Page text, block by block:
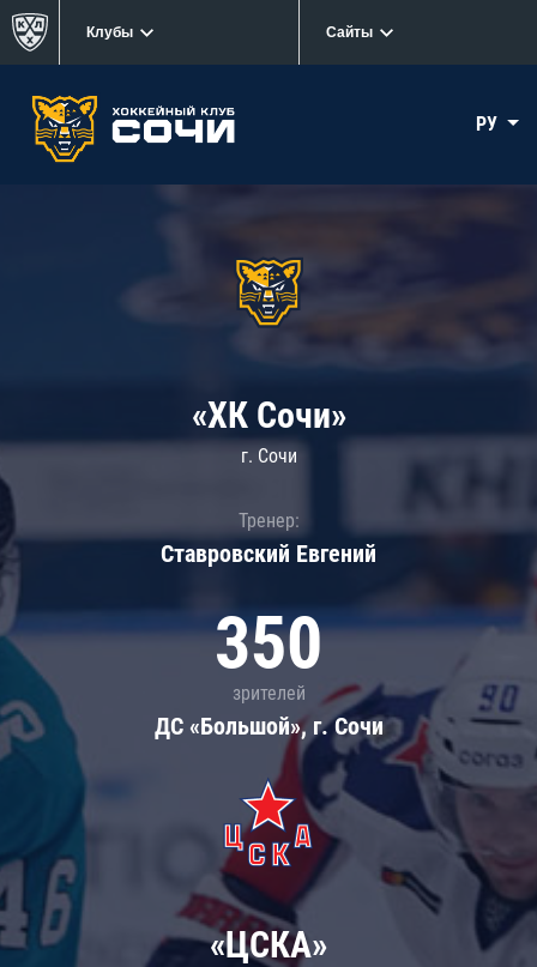
Клубы Сайты
РУ
«ХК Сочи»
г. Сочи
Тренер:
Ставровский Евгений
350
зрителей
ДС «Большой», г. Сочи
«ЦСКА»